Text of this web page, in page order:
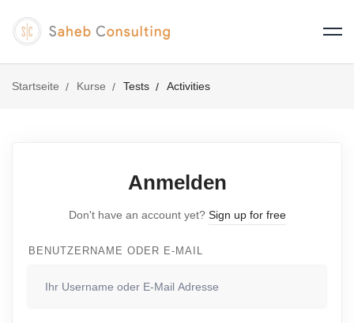
Startseite Kurse Tests Activities
Anmelden
Don't have an account yet? Sign up for free
BENUTZERNAME ODER E-MAIL